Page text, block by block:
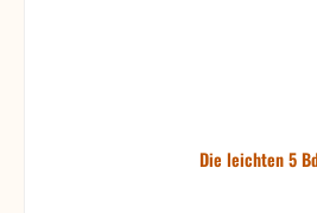
Die leichten 5